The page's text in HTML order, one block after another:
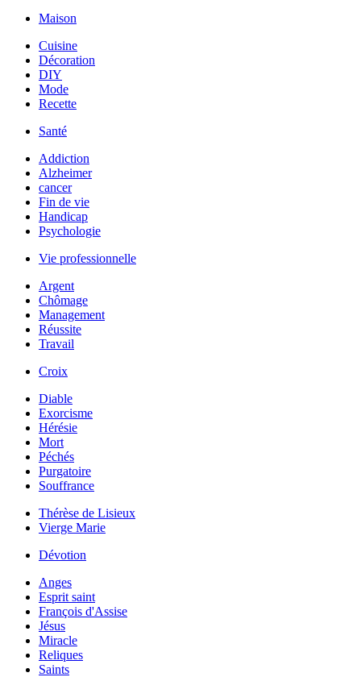
Maison
Cuisine
Décoration
DIY
Mode
Recette
Santé
Addiction
Alzheimer
cancer
Fin de vie
Handicap
Psychologie
Vie professionnelle
Argent
Chômage
Management
Réussite
Travail
Croix
Diable
Exorcisme
Hérésie
Mort
Péchés
Purgatoire
Souffrance
Thérèse de Lisieux
Vierge Marie
Dévotion
Anges
Esprit saint
François d'Assise
Jésus
Miracle
Reliques
Saints